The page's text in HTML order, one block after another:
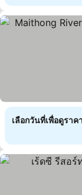
เลือกวันที่เพื่อดูรา